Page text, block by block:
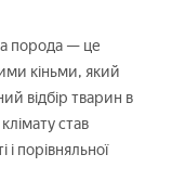
порода — це
кіньми, який
відбір тварин в
став
порівняльної